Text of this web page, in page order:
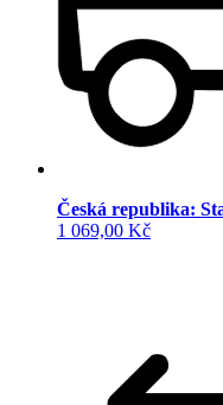
Česká republika:
1 069,00 Kč